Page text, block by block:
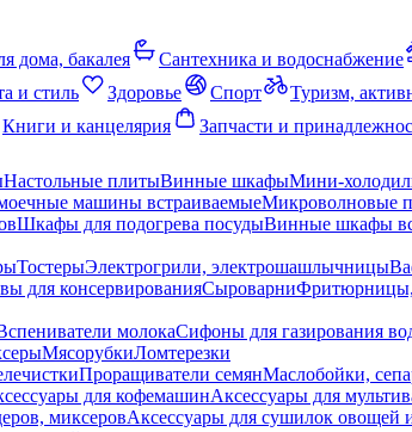
дома, бакалея Сантехника и водоснабжение
и стиль Здоровье Спорт Туризм,
Книги и канцелярия Запчасти и
Настольные плитыВинные шкафыМини-
машины встраиваемыеМикроволновые
Шкафы для подогрева посудыВинные шкафы
ТостерыЭлектрогрили, электрошашлычницы
для консервированияСыроварни
молокаСифоны для газирования
МясорубкиЛомтерезки
Проращиватели семянМаслобойки,
для кофемашинАксессуары для
миксеровАксессуары для сушилок овощей